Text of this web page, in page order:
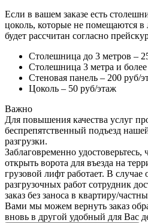
Если в вашем заказе есть
цоколь, которые не помещаются в
будет рассчитан согласно
Столешница до 3 метров –
Столешница 3 метра и
Стеновая панель – 200 руб/
Цоколь – 50 руб/этаж
Важно
Для повышения качества услуг
беспрепятственный подъезд
разгрузки.
Заблаговременно
открыть ворота для въезда на
грузовой лифт работает. В случае
разгрузочных работ сотрудник
заказ без заноса в квартиру/
Вами мы можем вернуть заказ
вновь в другой удобный для Вас